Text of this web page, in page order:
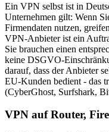
Ein VPN selbst ist in
Unternehmen gilt: Wenn
Firmendaten nutzen,
VPN-Anbieter ist ein
Sie brauchen einen
keine DSGVO-
darauf, dass der Anbieter
EU-Kunden bedient - das
(CyberGhost, Surfshark,
VPN auf Router,